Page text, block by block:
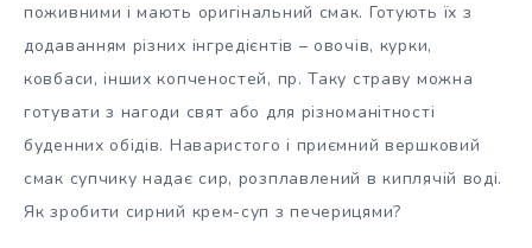
поживними і мають оригінальний смак. Готують їх з
додаванням різних інгредієнтів – овочів, курки,
ковбаси, інших копченостей, пр. Таку страву можна
готувати з нагоди свят або для різноманітності
буденних обідів. Наваристого і приємний вершковий
смак супчику надає сир, розплавлений в киплячій воді.
Як зробити сирний крем-суп з печерицями?